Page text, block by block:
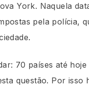
York. Naquela
pela polícia,
70 países até
questão. Por isso